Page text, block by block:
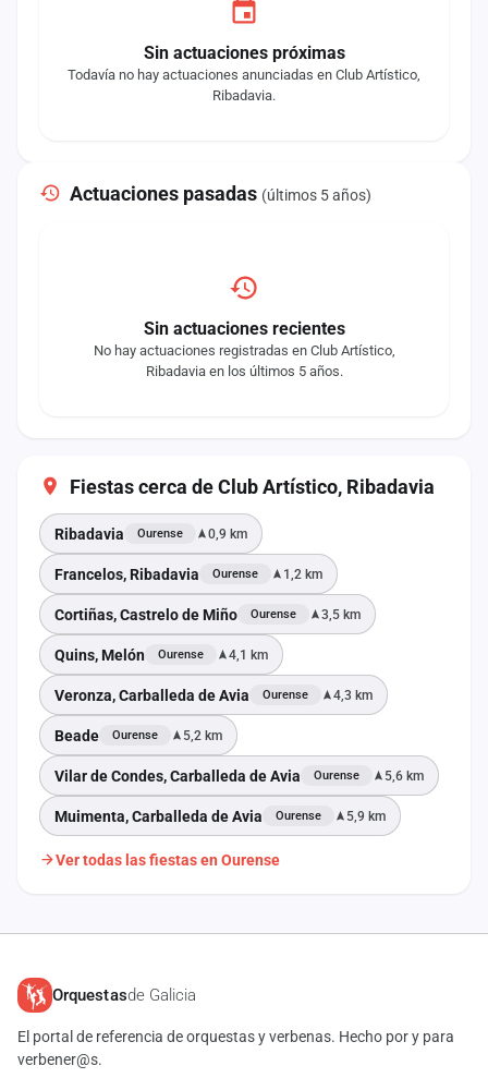
Sin actuaciones próximas
Todavía no hay actuaciones anunciadas en Club Artístico,
Ribadavia.
Actuaciones pasadas (últimos 5 años)
Sin actuaciones recientes
No hay actuaciones registradas en Club Artístico,
Ribadavia en los últimos 5 años.
Fiestas cerca de Club Artístico, Ribadavia
Ribadavia Ourense 0,9 km
Francelos, Ribadavia Ourense 1,2 km
Cortiñas, Castrelo de Miño Ourense 3,5 km
Quins, Melón Ourense 4,1 km
Veronza, Carballeda de Avia Ourense 4,3 km
Beade Ourense 5,2 km
Vilar de Condes, Carballeda de Avia Ourense 5,6 km
Muimenta, Carballeda de Avia Ourense 5,9 km
Ver todas las fiestas en Ourense
Orquestasde Galicia
El portal de referencia de orquestas y verbenas. Hecho por y para
verbener@s.